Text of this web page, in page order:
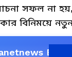
সফল না হয়,
বিনিময়ে নতুন